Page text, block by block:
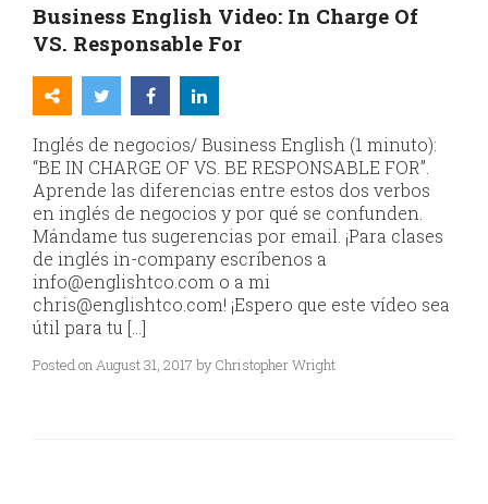
Business English Video: In Charge Of
VS. Responsable For
Inglés de negocios/ Business English (1 minuto):
“BE IN CHARGE OF VS. BE RESPONSABLE FOR”.
Aprende las diferencias entre estos dos verbos
en inglés de negocios y por qué se confunden.
Mándame tus sugerencias por email. ¡Para clases
de inglés in-company escríbenos a
info@englishtco.com o a mi
chris@englishtco.com! ¡Espero que este vídeo sea
útil para tu […]
Posted on August 31, 2017 by Christopher Wright